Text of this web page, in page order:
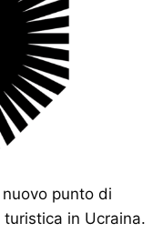
punto di
turistica in Ucraina.